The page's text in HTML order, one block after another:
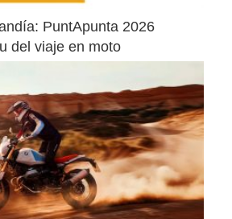
PuntApunta 2026
del viaje en moto